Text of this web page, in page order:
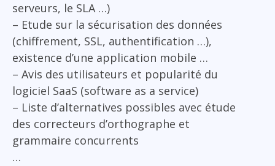
serveurs, le SLA …)
– Etude sur la sécurisation des données
(chiffrement, SSL, authentification …),
existence d’une application mobile …
– Avis des utilisateurs et popularité du
logiciel SaaS (software as a service)
– Liste d’alternatives possibles avec étude
des correcteurs d’orthographe et
grammaire concurrents
…